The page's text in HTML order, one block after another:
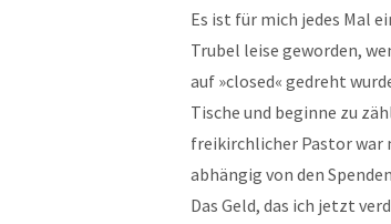
Es ist für mich jedes Mal
Trubel leise geworden,
auf »closed« gedreht
Tische und beginne zu
freikirchlicher Pastor war
abhängig von den
Das Geld, das ich jetzt